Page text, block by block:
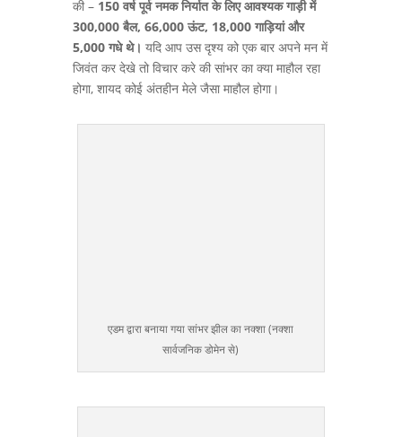
की – 150 वर्ष पूर्व नमक निर्यात के लिए आवश्यक गाड़ी में
300,000 बैल, 66,000 ऊंट, 18,000 गाड़ियां और
5,000 गधे थे। यदि आप उस दृश्य को एक बार अपने मन में
जिवंत कर देखे तो विचार करे की सांभर का क्या माहौल रहा
होगा, शायद कोई अंतहीन मेले जैसा माहौल होगा।
एडम द्वारा बनाया गया सांभर झील का नक्शा (नक्शा
सार्वजनिक डोमेन से)